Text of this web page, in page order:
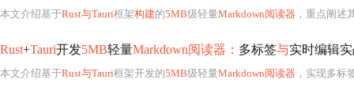
本文介绍基于Rust与Tauri框架构建的5MB级轻量Markdown阅读器 ，重点阐述
Rust+Tauri开发5MB轻量Markdown阅读器： 多标签与实时编辑
本文介绍基于Rust与Tauri框架开发的5MB级轻量Markdown阅读器 ，实现多标签管理、